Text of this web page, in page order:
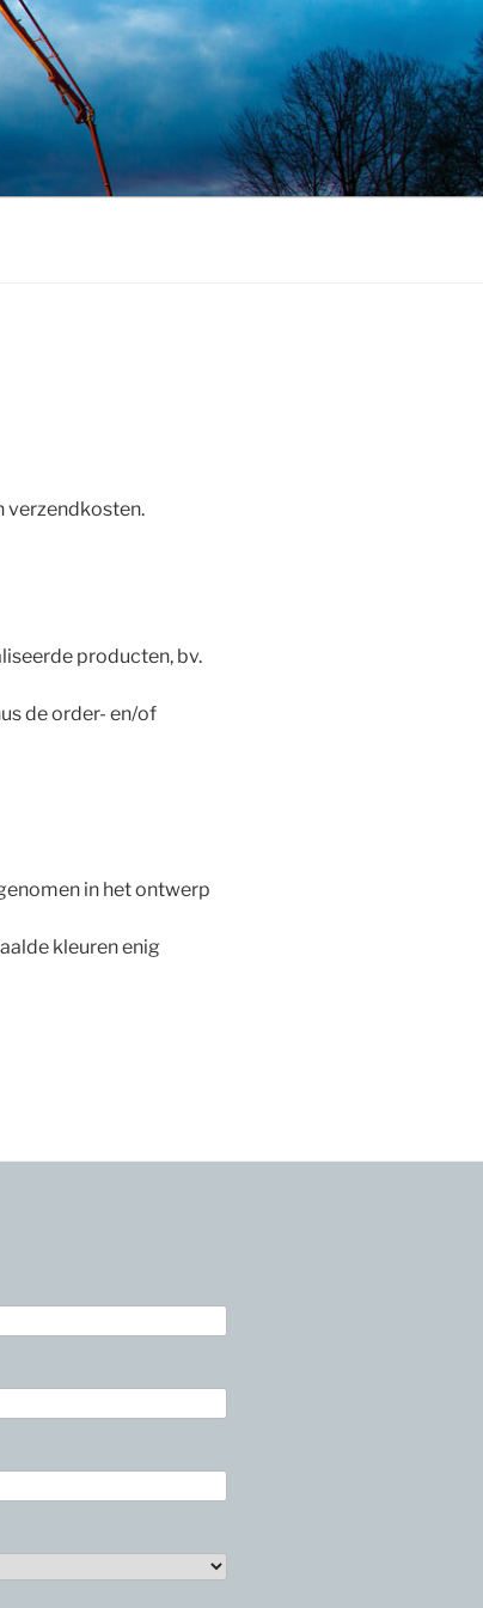
verzendkosten.
producten, bv.
de order- en/of
in het ontwerp
kleuren enig